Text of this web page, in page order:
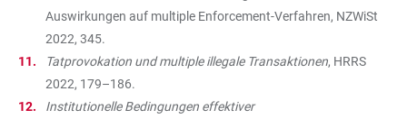
Auswirkungen auf multiple Enforcement-Verfahren, NZWiSt
2022, 345.
Tatprovokation und multiple illegale Transaktionen, HRRS
2022, 179–186.
Institutionelle Bedingungen effektiver